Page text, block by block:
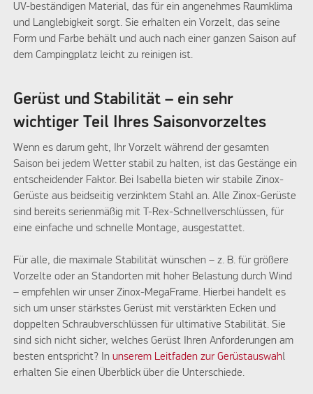
UV-beständigen Material, das für ein angenehmes Raumklima
und Langlebigkeit sorgt. Sie erhalten ein Vorzelt, das seine
Form und Farbe behält und auch nach einer ganzen Saison auf
dem Campingplatz leicht zu reinigen ist.
Gerüst und Stabilität – ein sehr
wichtiger Teil Ihres Saisonvorzeltes
Wenn es darum geht, Ihr Vorzelt während der gesamten
Saison bei jedem Wetter stabil zu halten, ist das Gestänge ein
entscheidender Faktor. Bei Isabella bieten wir stabile Zinox-
Gerüste aus beidseitig verzinktem Stahl an. Alle Zinox-Gerüste
sind bereits serienmäßig mit T-Rex-Schnellverschlüssen, für
eine einfache und schnelle Montage, ausgestattet.
Für alle, die maximale Stabilität wünschen – z. B. für größere
Vorzelte oder an Standorten mit hoher Belastung durch Wind
– empfehlen wir unser Zinox-MegaFrame. Hierbei handelt es
sich um unser stärkstes Gerüst mit verstärkten Ecken und
doppelten Schraubverschlüssen für ultimative Stabilität. Sie
sind sich nicht sicher, welches Gerüst Ihren Anforderungen am
besten entspricht? Inunserem Leitfaden zur Gerüstauswahl
erhalten Sie einen Überblick über die Unterschiede.